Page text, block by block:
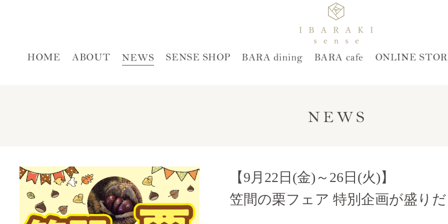
【9月22日(金)～26日(火)】
笠間の栗フェア 特別企画が盛り